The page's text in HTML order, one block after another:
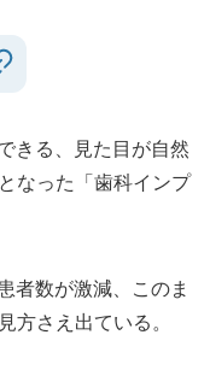
きる、見た目が自然
なった「歯科インプ
者数が激減、このま
方さえ出ている。